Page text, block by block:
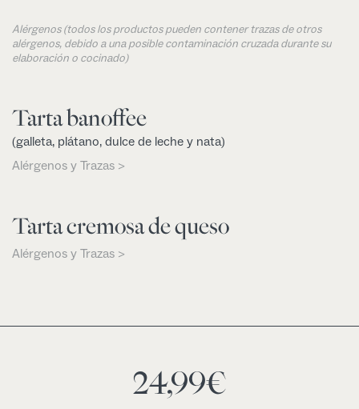
Alérgenos (todos los productos pueden contener trazas de otros
alérgenos, debido a una posible contaminación cruzada durante su
elaboración o cocinado)
Tarta banoffee
(galleta, plátano, dulce de leche y nata)
Alérgenos y Trazas >
Tarta cremosa de queso
Alérgenos y Trazas >
24,99€